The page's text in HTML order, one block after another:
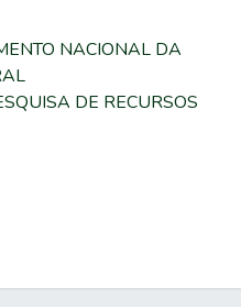
NACIONAL DA
DE RECURSOS